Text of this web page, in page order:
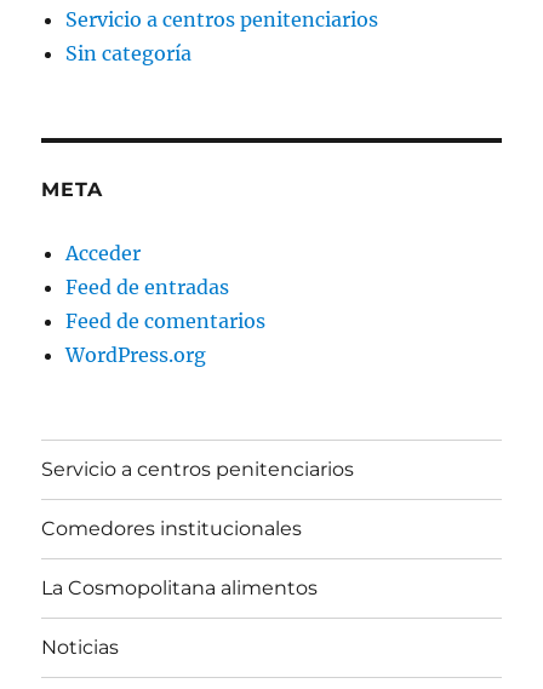
Servicio a centros penitenciarios
Sin categoría
META
Acceder
Feed de entradas
Feed de comentarios
WordPress.org
Servicio a centros penitenciarios
Comedores institucionales
La Cosmopolitana alimentos
Noticias